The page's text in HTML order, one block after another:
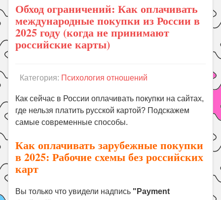
Обход ограничений: Как оплачивать
международные покупки из России в
2025 году (когда не принимают
российские карты)
Категория: Психология отношений
Как сейчас в России оплачивать покупки на сайтах,
где нельзя платить русской картой? Подскажем
самые современные способы.
Как оплачивать зарубежные покупки
в 2025: Рабочие схемы без российских
карт
Вы только что увидели надпись "Payment